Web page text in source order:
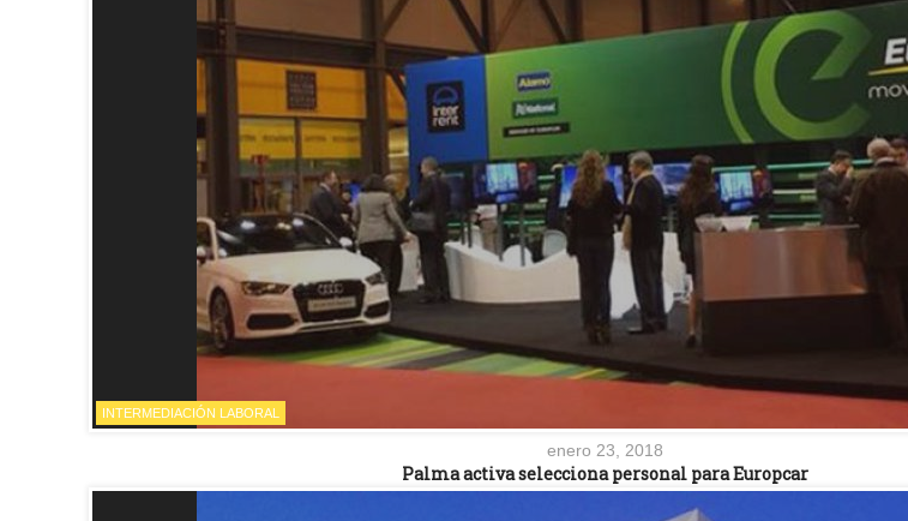
INTERMEDIACIÓN LABORAL
enero 23, 2018
Palma activa selecciona personal para Europcar